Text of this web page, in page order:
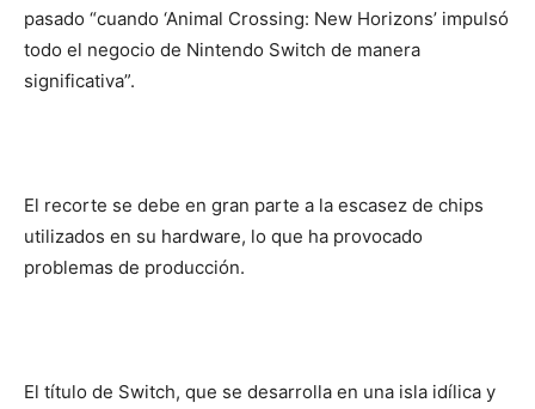
pasado “cuando ‘Animal Crossing: New Horizons’ impulsó
todo el negocio de Nintendo Switch de manera
significativa”.
El recorte se debe en gran parte a la escasez de chips
utilizados en su hardware, lo que ha provocado
problemas de producción.
El título de Switch, que se desarrolla en una isla idílica y